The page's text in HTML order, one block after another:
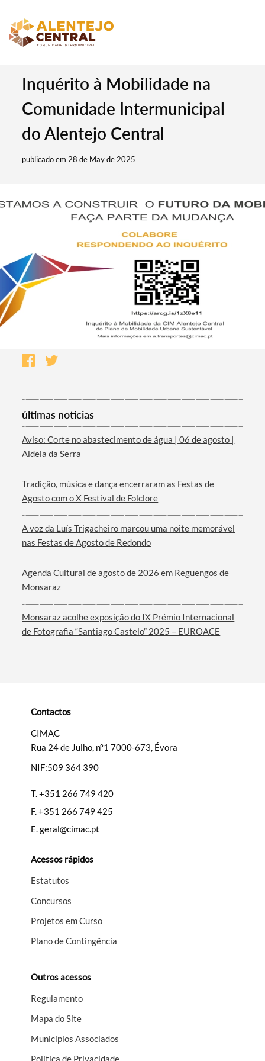
Termo de Pesquisa
Categorias gerais
Inquérito à Mobilidade na
Comunidade Intermunicipal
do Alentejo Central
publicado em 28 de May de 2025
últimas notícias
Aviso: Corte no abastecimento de água | 06 de agosto |
Aldeia da Serra
Tradição, música e dança encerraram as Festas de
Agosto com o X Festival de Folclore
A voz da Luís Trigacheiro marcou uma noite memorável
nas Festas de Agosto de Redondo
Agenda Cultural de agosto de 2026 em Reguengos de
Monsaraz
Monsaraz acolhe exposição do IX Prémio Internacional
de Fotografia “Santiago Castelo” 2025 – EUROACE
Contactos
CIMAC
Rua 24 de Julho, nº1 7000-673, Évora
NIF:509 364 390
T.+351 266 749 420
F.+351 266 749 425
E.geral@cimac.pt
Acessos rápidos
Estatutos
Concursos
Projetos em Curso
Plano de Contingência
Outros acessos
Regulamento
Mapa do Site
Municípios Associados
Política de Privacidade